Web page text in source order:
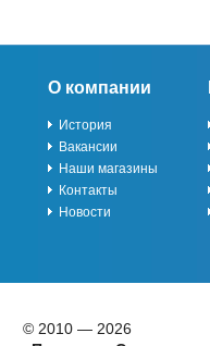
О компании
История
Вакансии
Наши магазины
Контакты
Новости
© 2010 — 2026